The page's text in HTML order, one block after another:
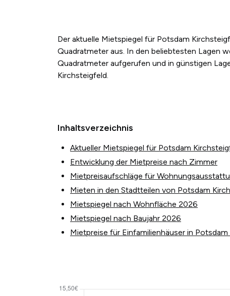
Der aktuelle Mietspiegel für Potsdam
Quadratmeter aus. In den beliebtesten Lagen
Quadratmeter aufgerufen und in günstigen
Kirchsteigfeld.
Inhaltsverzeichnis
Aktueller Mietspiegel für Potsdam
Entwicklung der Mietpreise nach Zimmer
Mietpreisaufschläge für
Mieten in den Stadtteilen von Potsdam
Mietspiegel nach Wohnfläche 2026
Mietspiegel nach Baujahr 2026
Mietpreise für Einfamilienhäuser in